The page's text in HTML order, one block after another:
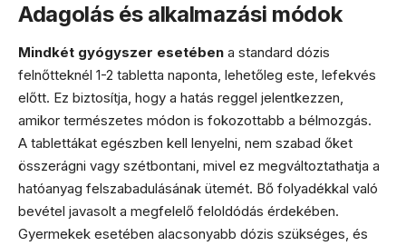
Adagolás és alkalmazási módok
Mindkét gyógyszer esetében a standard dózis
felnőtteknél 1-2 tabletta naponta, lehetőleg este, lefekvés
előtt. Ez biztosítja, hogy a hatás reggel jelentkezzen,
amikor természetes módon is fokozottabb a bélmozgás.
A tablettákat egészben kell lenyelni, nem szabad őket
összerágni vagy szétbontani, mivel ez megváltoztathatja a
hatóanyag felszabadulásának ütemét. Bő folyadékkal való
bevétel javasolt a megfelelő feloldódás érdekében.
Gyermekek esetében alacsonyabb dózis szükséges, és